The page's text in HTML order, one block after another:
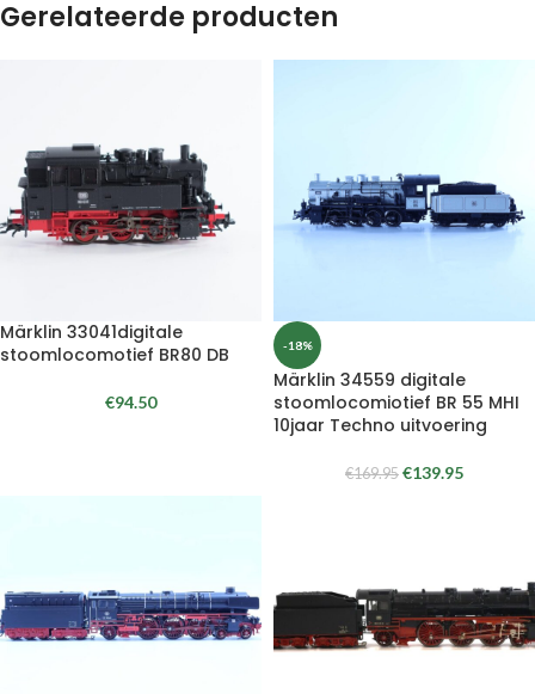
Gerelateerde producten
Märklin 33041digitale
stoomlocomotief BR80 DB
€94.50
-18%
Märklin 34559 digitale
stoomlocomiotief BR 55 MHI
10jaar Techno uitvoering
€169.95 €139.95